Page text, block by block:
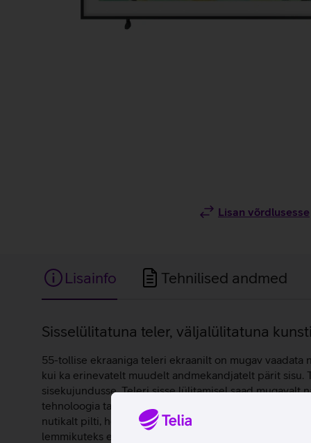
Lisan võrdlusesse
Lisainfo Tehnilised andmed
Lisainfo
Sisselülitatuna teler, väljalülitatuna
55-tollise ekraaniga teleri ekraanilt on mugav vaadata
kui ka erinevatelt muudelt andmekandjatelt pärit sisu.
sisekujundusse. Teleri sisse lülitamisel saad
tehnoloogia tagab 100%-list värvimahtu, et värvid
nutikalt pilti, heli ning teisi funktsioone, et saaksid
lemmikuteks endale meeldivad kunstiteosed ja seade